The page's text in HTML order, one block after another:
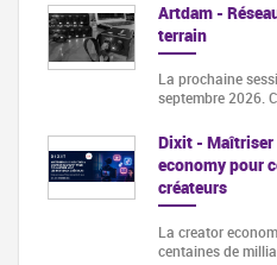
Artdam -
terrain
La prochaine
septembre 2026.
Dixit - Maîtriser
economy pour
créateurs
La creator
centaines de